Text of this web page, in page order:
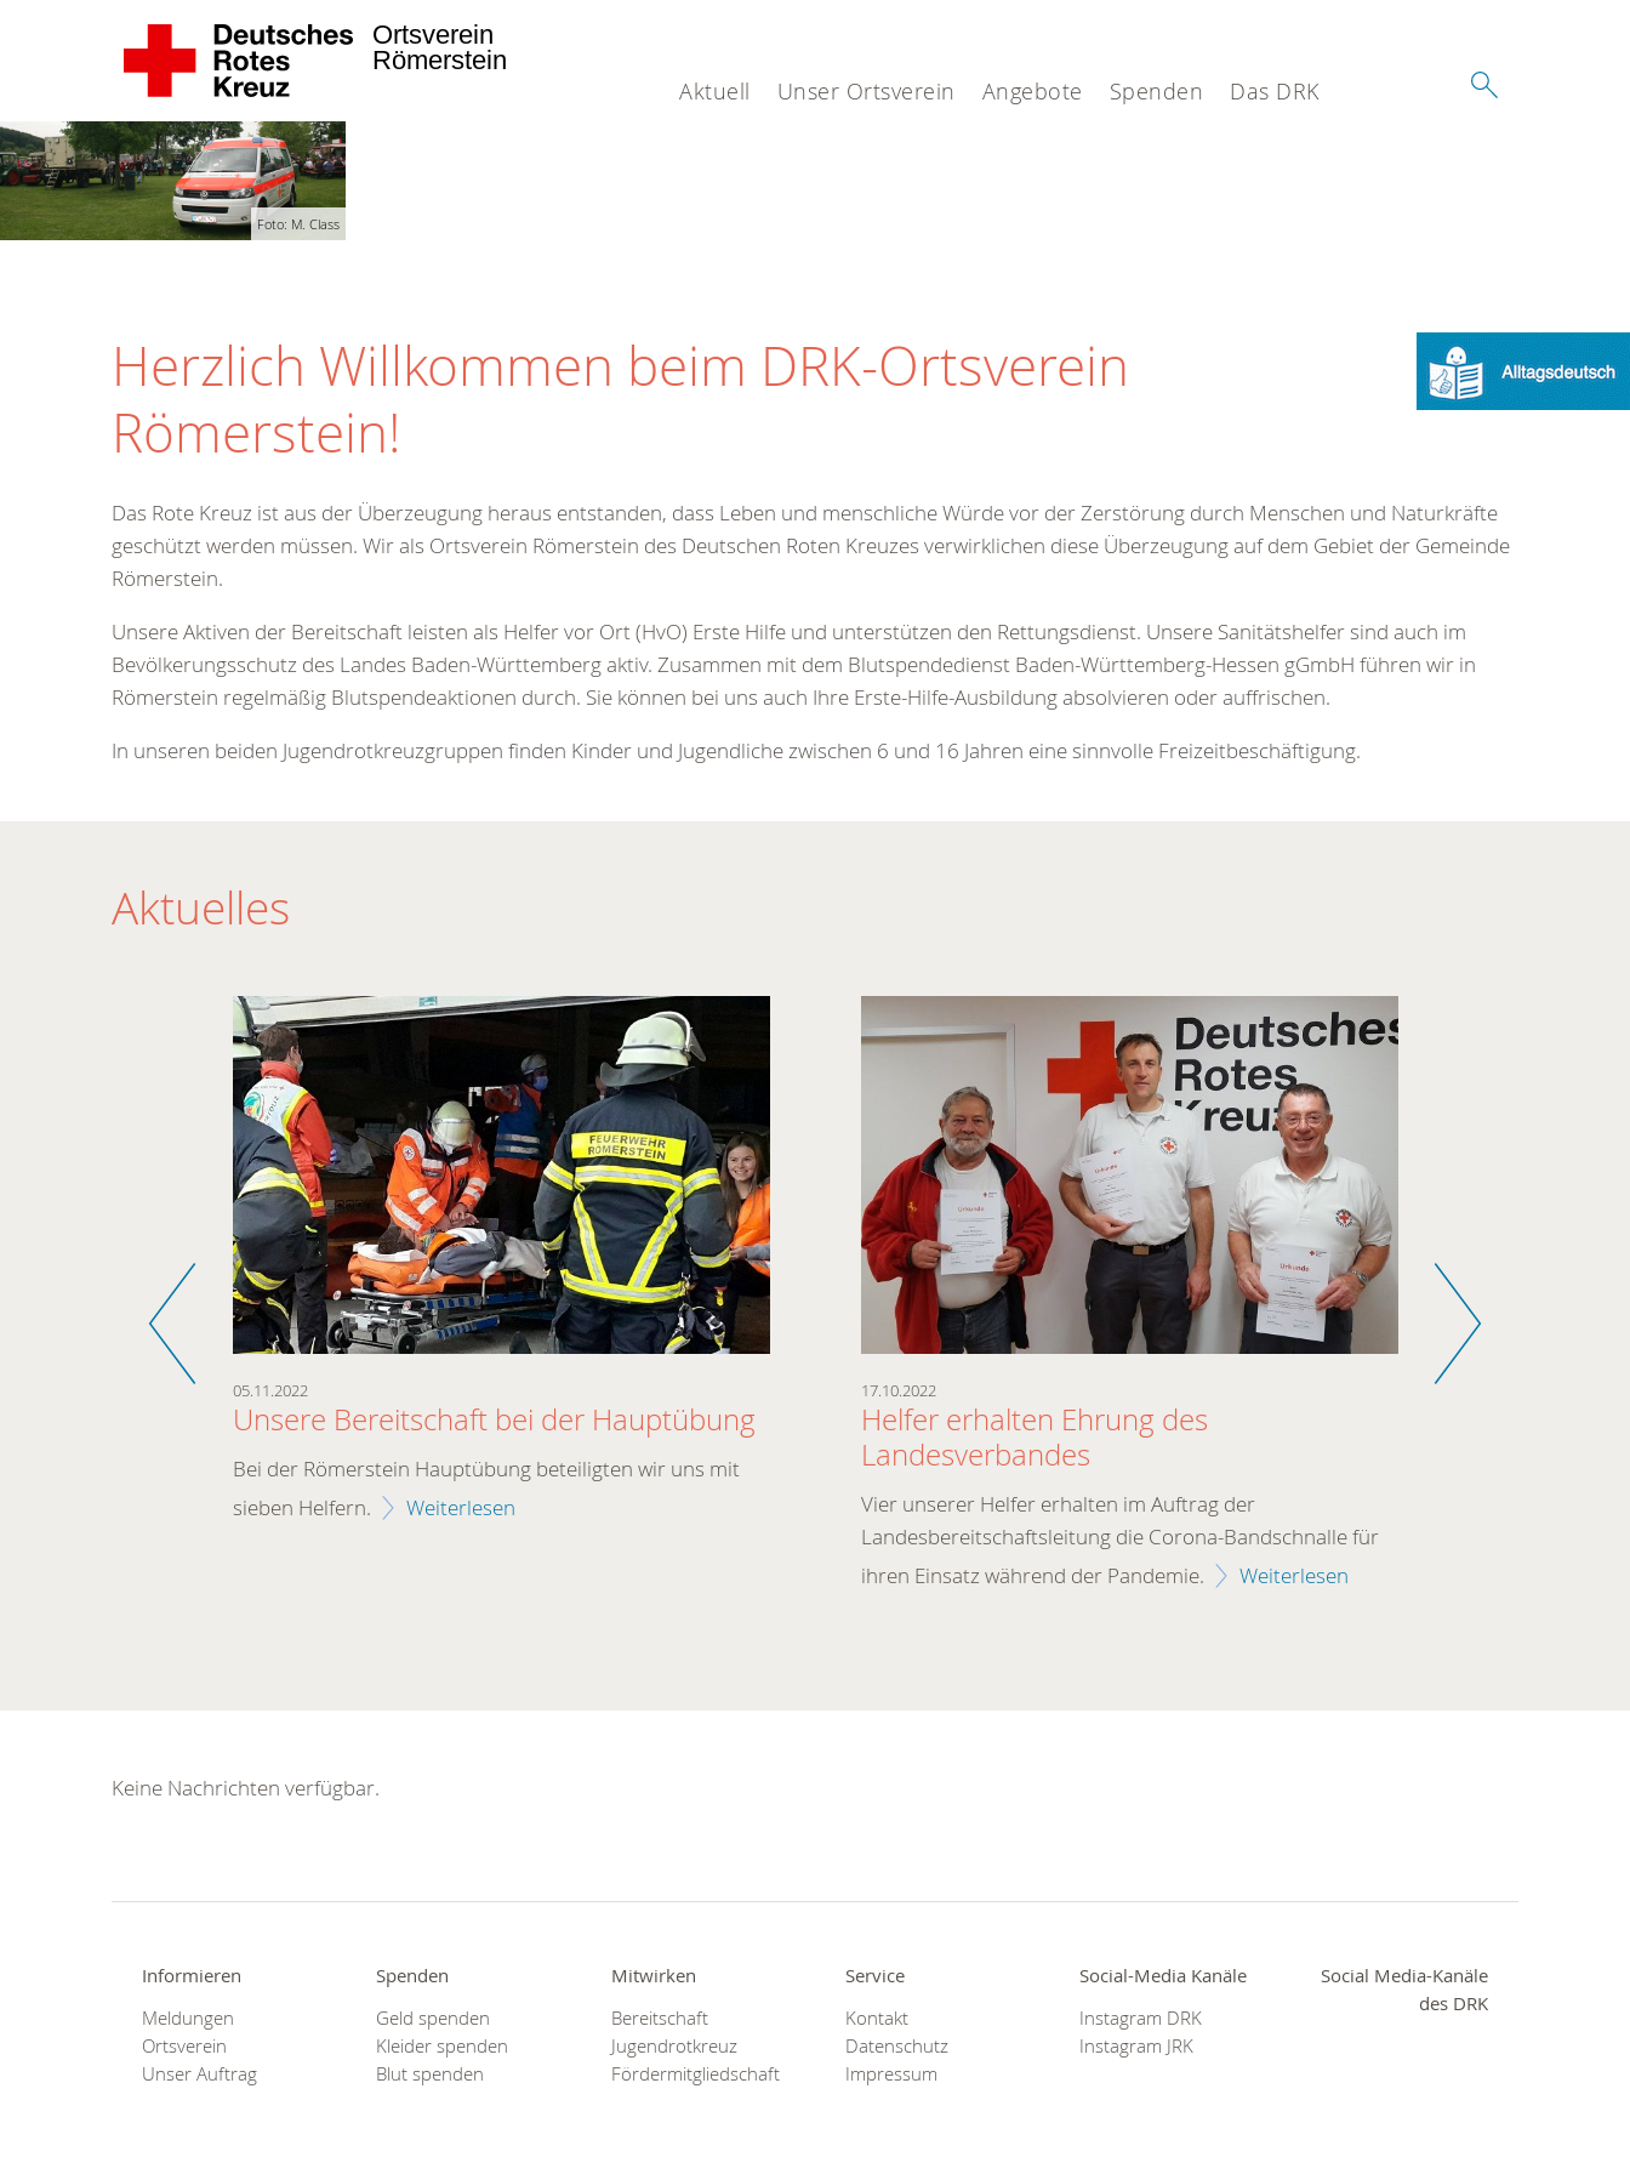
Aktuell Unser Ortsverein Angebote Spenden Das DRK
Ortsverein
Römerstein
Foto: M. Class
Herzlich Willkommen beim DRK-Ortsverein
Römerstein!
Das Rote Kreuz ist aus der Überzeugung heraus entstanden, dass Leben und menschliche Würde vor der Zerstörung durch Menschen und Naturkräfte
geschützt werden müssen. Wir als Ortsverein Römerstein des Deutschen Roten Kreuzes verwirklichen diese Überzeugung auf dem Gebiet der Gemeinde
Römerstein.
Unsere Aktiven der Bereitschaft leisten als Helfer vor Ort (HvO) Erste Hilfe und unterstützen den Rettungsdienst. Unsere Sanitätshelfer sind auch im
Bevölkerungsschutz des Landes Baden-Württemberg aktiv. Zusammen mit dem Blutspendedienst Baden-Württemberg-Hessen gGmbH führen wir in
Römerstein regelmäßig Blutspendeaktionen durch. Sie können bei uns auch Ihre Erste-Hilfe-Ausbildung absolvieren oder auffrischen.
In unseren beiden Jugendrotkreuzgruppen finden Kinder und Jugendliche zwischen 6 und 16 Jahren eine sinnvolle Freizeitbeschäftigung.
Aktuelles
05.11.2022
Unsere Bereitschaft bei der Hauptübung
Bei der Römerstein Hauptübung beteiligten wir uns mit
sieben Helfern.
Weiterlesen
17.10.2022
Helfer erhalten Ehrung des
Landesverbandes
Vier unserer Helfer erhalten im Auftrag der
Landesbereitschaftsleitung die Corona-Bandschnalle für
ihren Einsatz während der Pandemie.
Weiterlesen
Keine Nachrichten verfügbar.
Informieren
Meldungen
Ortsverein
Unser Auftrag
Spenden
Geld spenden
Kleider spenden
Blut spenden
Mitwirken
Bereitschaft
Jugendrotkreuz
Fördermitgliedschaft
Service
Kontakt
Datenschutz
Impressum
Social-Media Kanäle
Instagram DRK
Instagram JRK
Social Media-Kanäle
des DRK